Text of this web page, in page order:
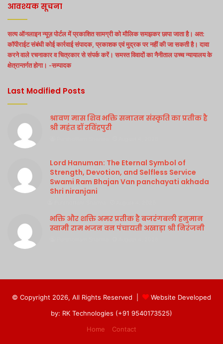
आवश्यक सूचना
सत्य ऑनलाइन न्यूज़ पोर्टल में प्रकाशित सामग्री को मौलिक समझकर छापा जाता है। अत:
कॉपीराईट संबंधी कोई कार्रवाई संपादक, प्रकाशक एवं मुद्रक पर नहीं की जा सकती है। दावा
करने वाले रचनाकार व चित्रकार से संपर्क करें। समस्त विवादों का नैनीताल उच्च न्यायालय के
क्षेत्रान्तर्गत होगा। -सम्पादक
Last Modified Posts
श्रावण मास शिव भक्ति सनातन संस्कृति का प्रतीक है
श्री महंत डॉ रविंद्रपुरी
Lord Hanuman: The Eternal Symbol of
Strength, Devotion, and Selfless Service
Swami Ram Bhajan Van panchayati akhada
Shri niranjani
भक्ति और शक्ति अमर प्रतीक है बजरंगबली हनुमान
स्वामी राम भजन वन पंचायती अखाड़ा श्री निरंजनी
© Copyright 2026, All Rights Reserved |
Website Developed
by: RK Technologies (+91 9540173525)
Home
Contact